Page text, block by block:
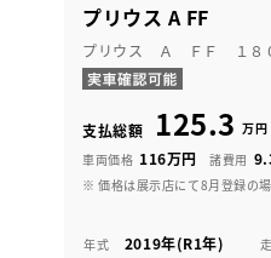
プリウス A FF
プリウス Ａ ＦＦ １８
支払総額 125.3 万円
車両価格 116万円 諸費用
※ 価格は展示店にて8月登録の
年式 2019年(R1年)